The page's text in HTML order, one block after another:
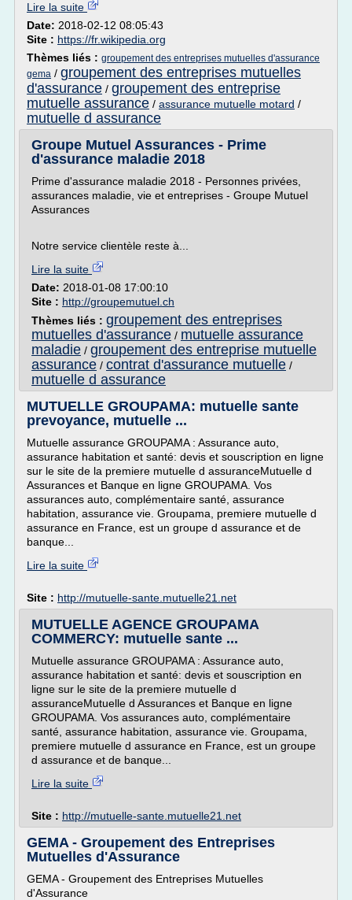
Lire la suite
Date: 2018-02-12 08:05:43
Site : https://fr.wikipedia.org
Thèmes liés : groupement des entreprises mutuelles d'assurance
gema / groupement des entreprises mutuelles
d'assurance / groupement des entreprise
mutuelle assurance / assurance mutuelle motard /
mutuelle d assurance
Groupe Mutuel Assurances - Prime
d'assurance maladie 2018
Prime d'assurance maladie 2018 - Personnes privées,
assurances maladie, vie et entreprises - Groupe Mutuel
Assurances
Notre service clientèle reste à...
Lire la suite
Date: 2018-01-08 17:00:10
Site : http://groupemutuel.ch
Thèmes liés : groupement des entreprises
mutuelles d'assurance / mutuelle assurance
maladie / groupement des entreprise mutuelle
assurance / contrat d'assurance mutuelle /
mutuelle d assurance
MUTUELLE GROUPAMA: mutuelle sante
prevoyance, mutuelle ...
Mutuelle assurance GROUPAMA : Assurance auto,
assurance habitation et santé: devis et souscription en ligne
sur le site de la premiere mutuelle d assuranceMutuelle d
Assurances et Banque en ligne GROUPAMA. Vos
assurances auto, complémentaire santé, assurance
habitation, assurance vie. Groupama, premiere mutuelle d
assurance en France, est un groupe d assurance et de
banque...
Lire la suite
Site : http://mutuelle-sante.mutuelle21.net
MUTUELLE AGENCE GROUPAMA
COMMERCY: mutuelle sante ...
Mutuelle assurance GROUPAMA : Assurance auto,
assurance habitation et santé: devis et souscription en
ligne sur le site de la premiere mutuelle d
assuranceMutuelle d Assurances et Banque en ligne
GROUPAMA. Vos assurances auto, complémentaire
santé, assurance habitation, assurance vie. Groupama,
premiere mutuelle d assurance en France, est un groupe
d assurance et de banque...
Lire la suite
Site : http://mutuelle-sante.mutuelle21.net
GEMA - Groupement des Entreprises
Mutuelles d'Assurance
GEMA - Groupement des Entreprises Mutuelles
d'Assurance